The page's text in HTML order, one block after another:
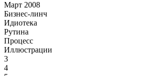
Март 2008
Бизнес-линч
Идиотека
Рутина
Процесс
Иллюстрации
3
4